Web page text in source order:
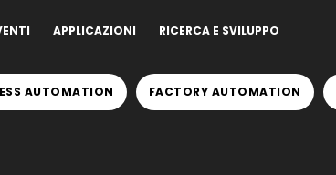
APPLICAZIONI
RICERCA E SVILUPPO
AUTOMATION FACTORY AUTOMATION